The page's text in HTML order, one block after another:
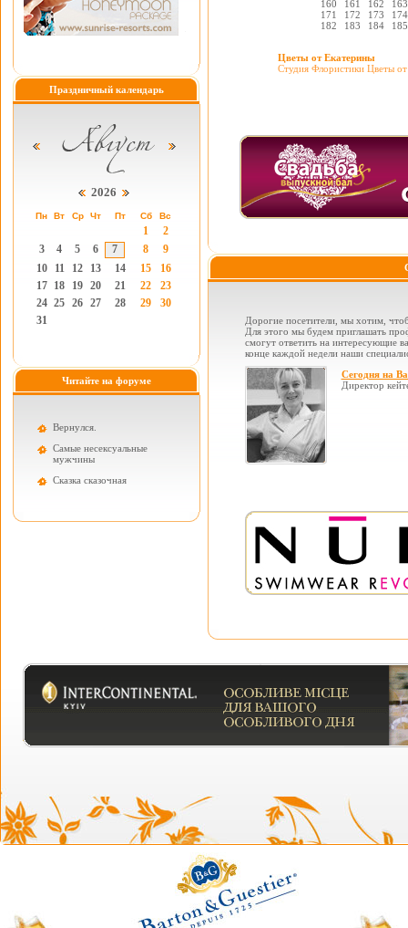
Праздничный календарь
2026
Пн Вт Ср Чт Пт Сб Вс
1
2
3
4 5 6 7 8
9
10
11 12 13 14 15
16
17
18 19 20 21 22
23
24 25 26 27 28 29
30
31
Читайте на форуме
Вернулся.
Самые несексуальные
мужчины
Cказка сказочная
160 161 162
163
171
172 173
174
182
183 184 185
Цветы от Екатерины
Студия Флористики Цветы
Дорогие посетители, мы хотим,
Для этого мы будем приглашать
смогут ответить на интересующие
конце каждой недели наши
Сегодня на
Директор